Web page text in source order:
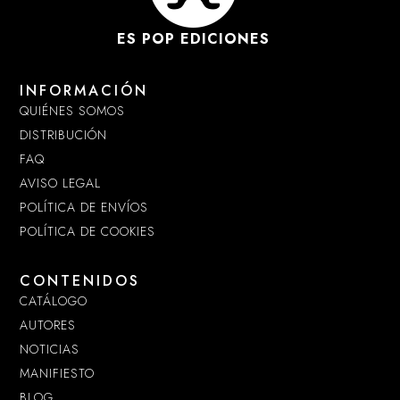
ES POP EDICIONES
INFORMACIÓN
QUIÉNES SOMOS
DISTRIBUCIÓN
FAQ
AVISO LEGAL
POLÍTICA DE ENVÍOS
POLÍTICA DE COOKIES
CONTENIDOS
CATÁLOGO
AUTORES
NOTICIAS
MANIFIESTO